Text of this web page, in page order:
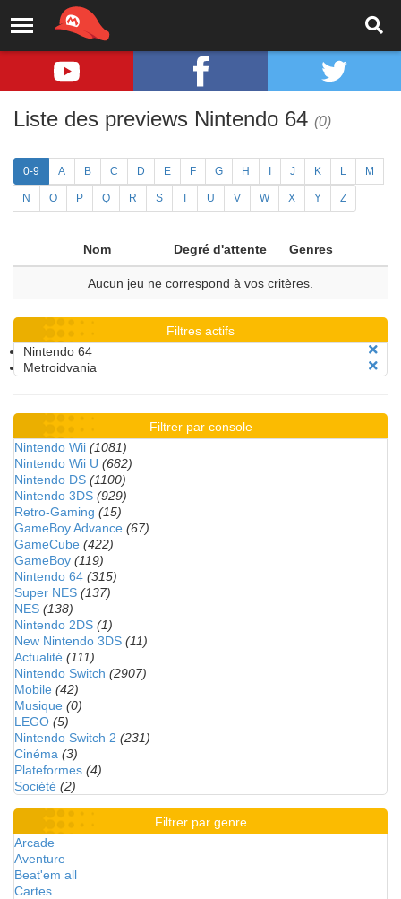
Liste des previews Nintendo 64 (0)
0-9 A B C D E F G H J K L M
N O P Q R S T U V W X Y Z
Nom Degré d'attente Genres
Aucun jeu ne correspond à vos critères.
Filtres actifs
Nintendo 64
Metroidvania
Filtrer par console
Nintendo Wii (1081)
Nintendo Wii U (682)
Nintendo DS (1100)
Nintendo 3DS (929)
Retro-Gaming (15)
GameBoy Advance (67)
GameCube (422)
GameBoy (119)
Nintendo 64 (315)
Super NES (137)
NES (138)
Nintendo 2DS (1)
New Nintendo 3DS (11)
Actualité (111)
Nintendo Switch (2907)
Mobile (42)
Musique (0)
LEGO (5)
Nintendo Switch 2 (231)
Cinéma (3)
Plateformes (4)
Société (2)
Filtrer par genre
Arcade
Aventure
Beat'em all
Cartes